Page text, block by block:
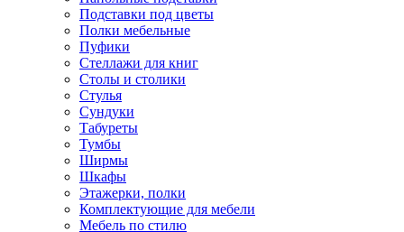
Подставки под цветы
Полки мебельные
Пуфики
Стеллажи для книг
Столы и столики
Стулья
Сундуки
Табуреты
Тумбы
Ширмы
Шкафы
Этажерки, полки
Комплектующие для мебели
Мебель по стилю